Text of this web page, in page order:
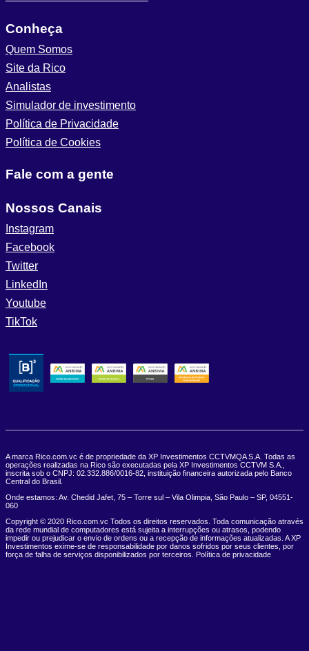
Conheça
Quem Somos
Site da Rico
Analistas
Simulador de investimento
Política de Privacidade
Política de Cookies
Fale com a gente
Nossos Canais
Instagram
Facebook
Twitter
LinkedIn
Youtube
TikTok
A marca Rico.com.vc é de propriedade da XP Investimentos CCTVMQA S.A. Todas as
operações realizadas na Rico são executadas pela XP Investimentos CCTVM S.A.,
inscrita sob o CNPJ: 02.332.886/0016-82, instituição financeira autorizada pelo Banco
Central do Brasil.
Onde estamos: Av. Chedid Jafet, 75 – Torre sul – Vila Olimpia, São Paulo – SP, 04551-
060
Copyright © 2020 Rico.com.vc Todos os direitos reservados. Toda comunicação através
da rede mundial de computadores está sujeita a interrupções ou atrasos, podendo
impedir ou prejudicar o envio de ordens ou a recepção de informações atualizadas. A XP
Investimentos exime-se de responsabilidade por danos sofridos por seus clientes, por
força de falha de serviços disponibilizados por terceiros. Política de privacidade